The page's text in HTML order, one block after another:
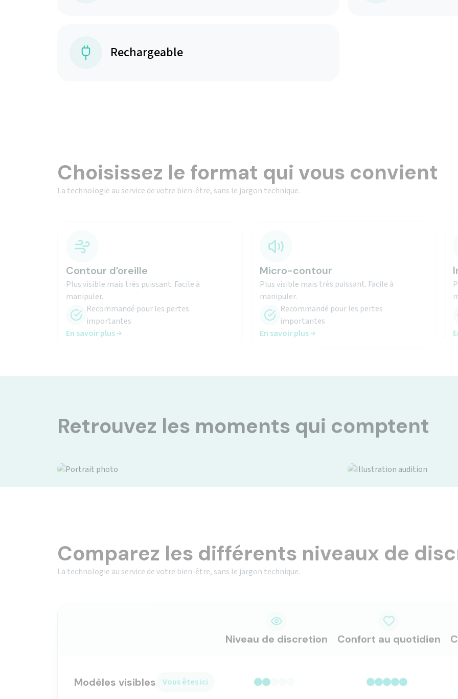
Rechargeable
Choisissez le format qui vous convient
La technologie au service de votre bien-être, sans le jargon technique.
Micro-contour
Plus visible mais très puissant. Facile à
manipuler.
Recommandé pour les pertes
importantes
En savoir plus
Contour d'oreille
Plus visible mais très puissant. Facile à
manipuler.
Recommandé pour les pertes
importantes
En savoir plus
Retrouvez les moments qui comptent
Comparez les différents niveaux de
La technologie au service de votre bien-être, sans le jargon technique.
Niveau de discretion Confort au quotidien